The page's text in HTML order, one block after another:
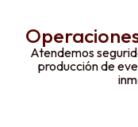
Atendemos
producción de